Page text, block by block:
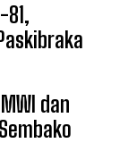
81,
dan